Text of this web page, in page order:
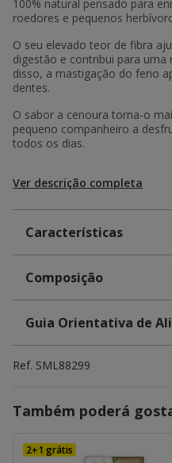
100% natural pensado para
roedores e pequenos
O seu elevado teor de fibra
digestão e contribui para uma
disso, a mastigação do feno
dentes.
O sabor a cenoura torna-o
pequeno companheiro a
todos os dias.
Ver descrição completa
Características
Composição
Guia Orientativa de
Ref. SML88299
Também poderá
2+1 grátis